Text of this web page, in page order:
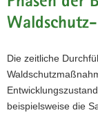
o
Die zeitliche
beispielsweise die